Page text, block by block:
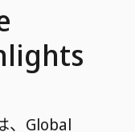
、Global